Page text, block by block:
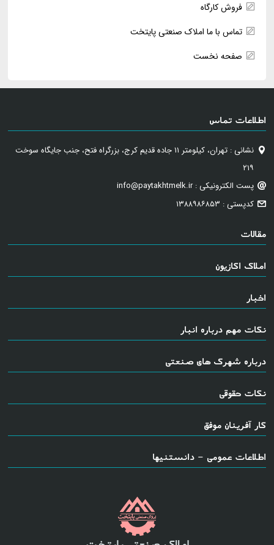
فروش کارگاه
تماس با ما املاک صنعتی پایتخت
صفحه نخست
اطلاعات تماس
نشانی : تهران، کیلومتر ۱۱ جاده قدیم کرج، بزرگراه فتح، جنب جایگاه سوخت
۲۱۹
پست الکترونیکی : info@paytakhtmelk.ir
کدپستی : ۱۳۸۸۹۸۶۸۵۳
مقالات
املاک اکازیون
اخبار
نکات مهم درباره انبار
درباره شهرک های صنعتی
نکات حقوقی
کار آفرینان موفق
اطلاعات عمومی - دانستنیها